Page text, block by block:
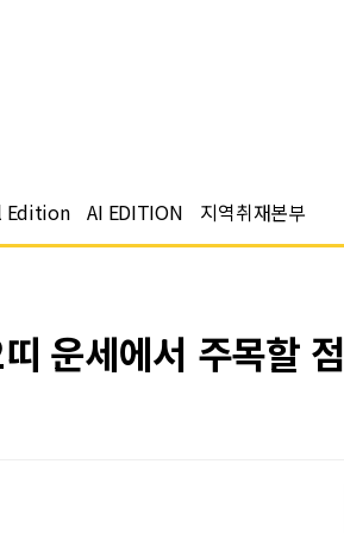
Edition AI EDITION 지역취재본부
운세에서 주목할 점